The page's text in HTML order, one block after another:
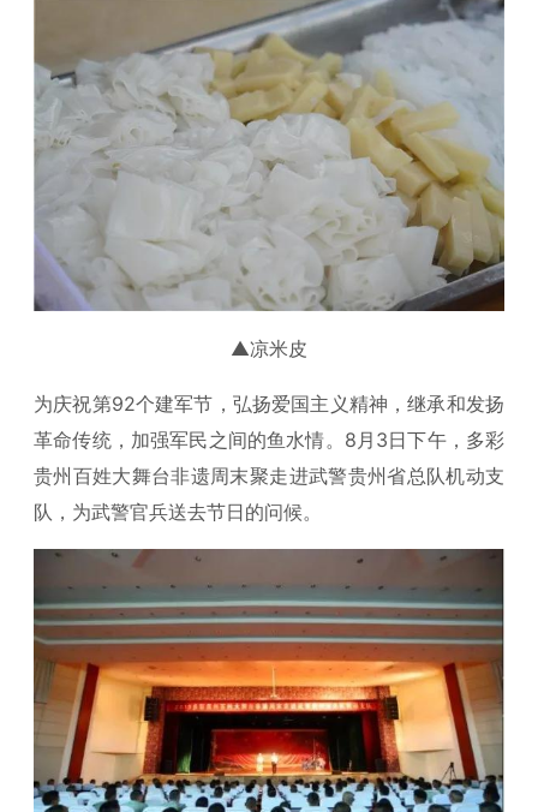
▲凉米皮
为庆祝第92个建军节，弘扬爱国主义精神，继承和发扬
革命传统，加强军民之间的鱼水情。8月3日下午，多彩
贵州百姓大舞台非遗周末聚走进武警贵州省总队机动支
队，为武警官兵送去节日的问候。